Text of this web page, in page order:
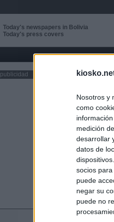
Nosotros y
como
medición
desarrollar
datos de
socios
puede
negar su
puede no
Today's newspapers in Bolivia
Today's press covers
publicidad
ABOUT